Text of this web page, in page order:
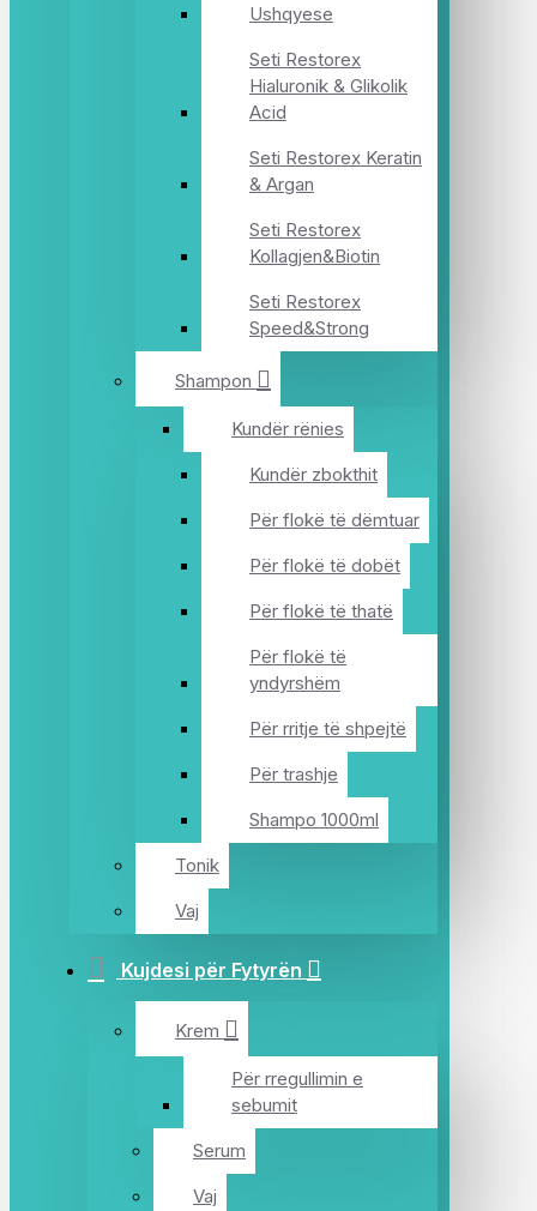
Ushqyese
Seti Restorex
Hialuronik & Glikolik
Acid
Seti Restorex Keratin
& Argan
Seti Restorex
Kollagjen&Biotin
Seti Restorex
Speed&Strong
Shampon
Kundër rënies
Kundër zbokthit
Për flokë të dëmtuar
Për flokë të dobët
Për flokë të thatë
Për flokë të
yndyrshëm
Për rritje të shpejtë
Për trashje
Shampo 1000ml
Tonik
Vaj
Kujdesi për Fytyrën
Krem
Për rregullimin e
sebumit
Serum
Vaj